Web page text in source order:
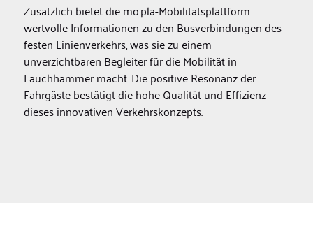
Zusätzlich bietet die mo.pla-Mobilitätsplattform
wertvolle Informationen zu den Busverbindungen des
festen Linienverkehrs, was sie zu einem
unverzichtbaren Begleiter für die Mobilität in
Lauchhammer macht. Die positive Resonanz der
Fahrgäste bestätigt die hohe Qualität und Effizienz
dieses innovativen Verkehrskonzepts.